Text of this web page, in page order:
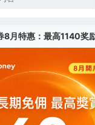
8月特惠：最高1140奖